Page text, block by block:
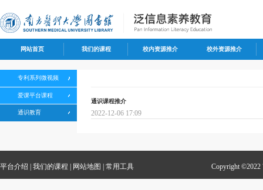
网站首页 我们的课程 校内资源推介 校外资源推介
通识课程推介
2022-12-06 17:09
专利系列微视频
爱课平台课程
通识教育
平台介绍 | 我们的课程 | 网站地图 | 常用工具 Copyright